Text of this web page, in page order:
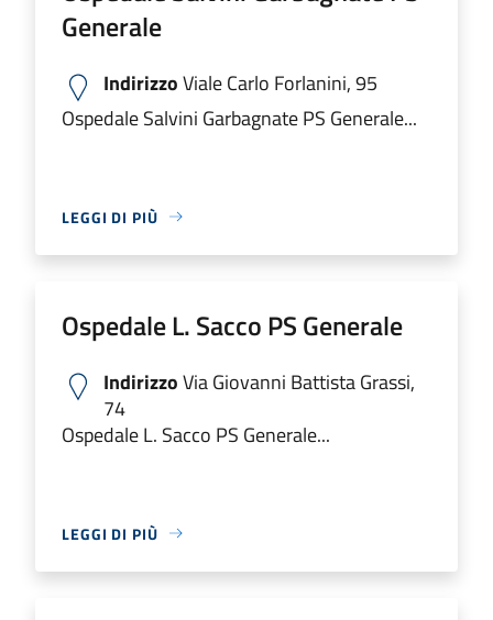
Generale
IndirizzoViale Carlo Forlanini, 95
Ospedale Salvini Garbagnate PS Generale...
LEGGI DI PIÙ
Ospedale L. Sacco PS Generale
IndirizzoVia Giovanni Battista Grassi,
74
Ospedale L. Sacco PS Generale...
LEGGI DI PIÙ